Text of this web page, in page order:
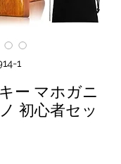
1
ー マホガニ
初心者セッ